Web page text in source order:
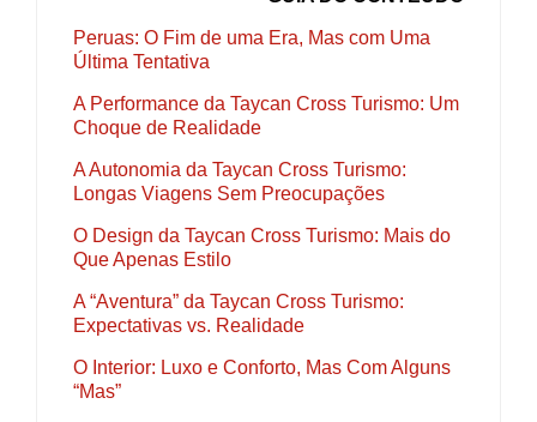
Peruas: O Fim de uma Era, Mas com Uma
Última Tentativa
A Performance da Taycan Cross Turismo: Um
Choque de Realidade
A Autonomia da Taycan Cross Turismo:
Longas Viagens Sem Preocupações
O Design da Taycan Cross Turismo: Mais do
Que Apenas Estilo
A “Aventura” da Taycan Cross Turismo:
Expectativas vs. Realidade
O Interior: Luxo e Conforto, Mas Com Alguns
“Mas”